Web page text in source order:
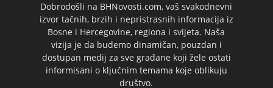
Dobrodošli na BHNovosti.com, vaš svakodnevni
izvor tačnih, brzih i nepristrasnih informacija iz
Bosne i Hercegovine, regiona i svijeta. Naša
vizija je da budemo dinamičan, pouzdan i
dostupan medij za sve građane koji žele ostati
informisani o ključnim temama koje oblikuju
društvo.